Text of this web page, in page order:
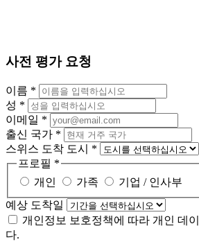
사전 평가 요청
이름 *
성 *
이메일 *
출신 국가 *
스위스 도착 도시 *
프로필 *
개인
가족
기업 / 인사부
예상 도착일
개인정보 보호정책에 따라 개인 데
다.